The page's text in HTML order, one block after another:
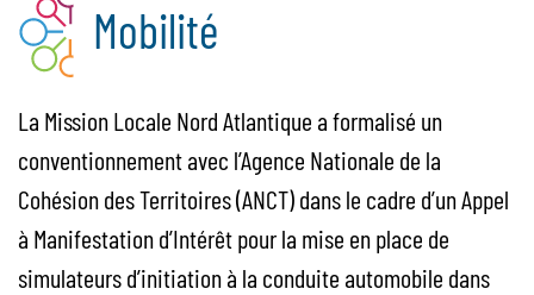
Mobilité
La Mission Locale Nord Atlantique a formalisé un
conventionnement avec l’Agence Nationale de la
Cohésion des Territoires (ANCT) dans le cadre d’un Appel
à Manifestation d’Intérêt pour la mise en place de
simulateurs d’initiation à la conduite automobile dans